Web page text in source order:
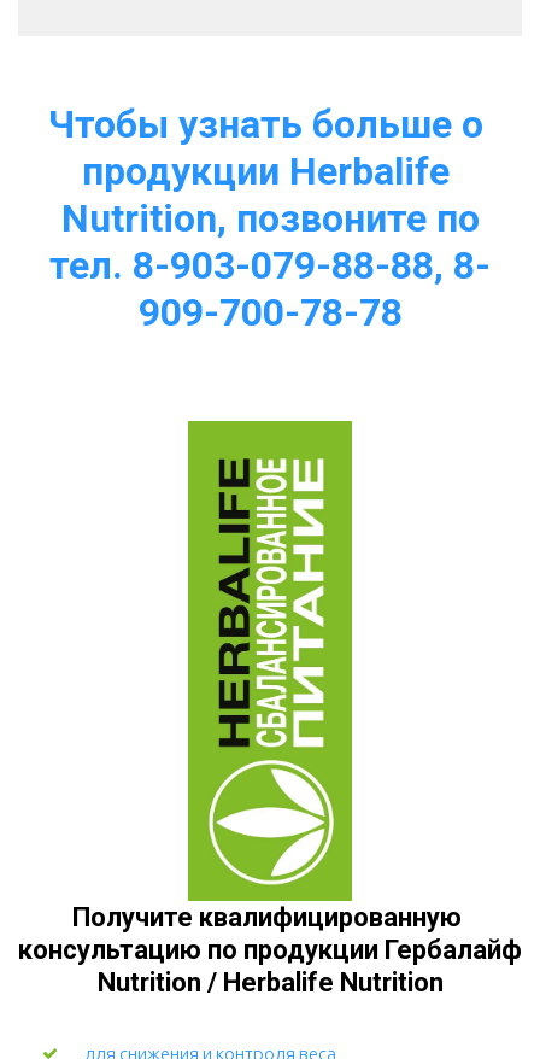
Чтобы узнать больше о
продукции Herbalife
Nutrition, позвоните по
тел. 8-903-079-88-88, 8-
909-700-78-78
Получите квалифицированную
консультацию по продукции Гербалайф
Nutrition / Herbalife Nutrition
для снижения и контроля веса